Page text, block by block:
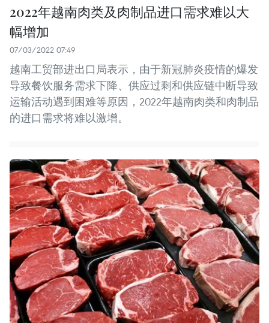
2022年越南肉类及肉制品进口需求难以大
幅增加
07/03/2022 07:49
越南工贸部进出口局表示，由于新冠肺炎疫情的爆发
导致餐饮服务需求下降、供应过剩和供应链中断导致
运输活动遇到困难等原因，2022年越南肉类和肉制品
的进口需求将难以激增。